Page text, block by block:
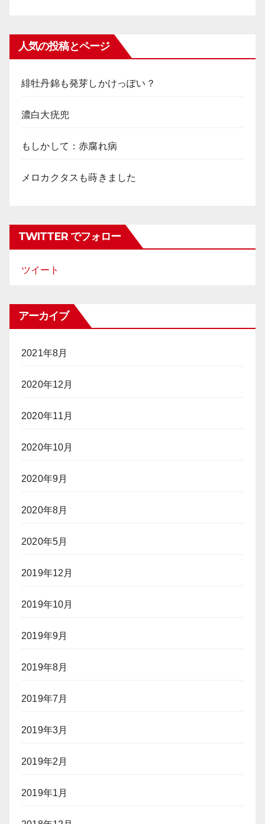
人気の投稿とページ
緋牡丹錦も発芽しかけっぽい？
濃白大疣兜
もしかして：赤腐れ病
メロカクタスも蒔きました
TWITTER でフォロー
ツイート
アーカイブ
2021年8月
2020年12月
2020年11月
2020年10月
2020年9月
2020年8月
2020年5月
2019年12月
2019年10月
2019年9月
2019年8月
2019年7月
2019年3月
2019年2月
2019年1月